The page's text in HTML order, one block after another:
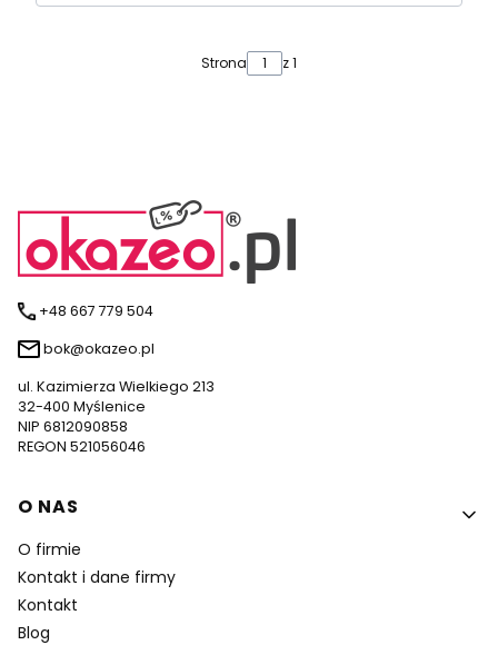
Strona z 1
+48 667 779 504
bok@okazeo.pl
ul. Kazimierza Wielkiego 213
32-400 Myślenice
NIP 6812090858
REGON 521056046
Linki w stopce
O NAS
O firmie
Kontakt i dane firmy
Kontakt
Blog